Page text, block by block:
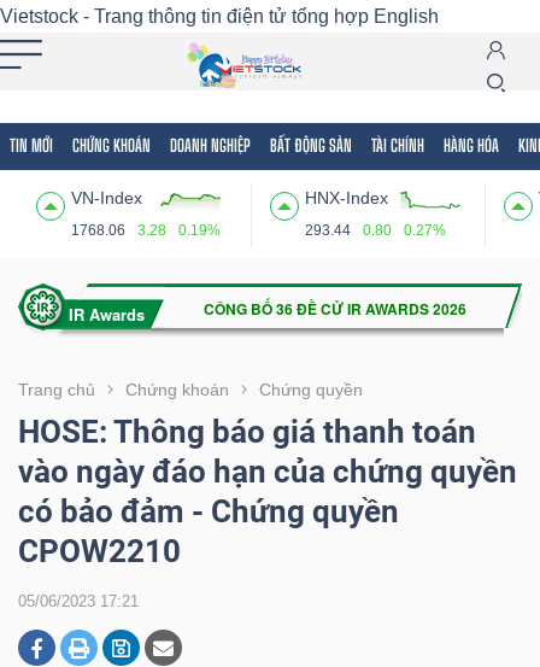
Vietstock - Trang thông tin điện tử tổng hợp English
TIN MỚI CHỨNG KHOÁN DOANH NGHIỆP BẤT ĐỘNG SẢN TÀI CHÍNH HÀNG HÓA
VN-Index
1768.06 3.28 0.19%
HNX-Index
293.44 0.80 0.27%
Trang chủ Chứng khoán Chứng quyền
HOSE: Thông báo giá thanh toán
vào ngày đáo hạn của chứng quyền
có bảo đảm - Chứng quyền
CPOW2210
05/06/2023 17:21
Tất cả Tính năng Ngành Mã chứng khoán
Tính
(-)
VIETSTOCK
CHỨNG
KHOÁN
NGHIỆP